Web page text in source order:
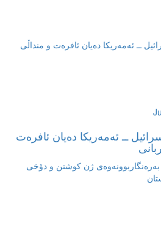
ــ ئەمەریکا دەیان ئافرەت